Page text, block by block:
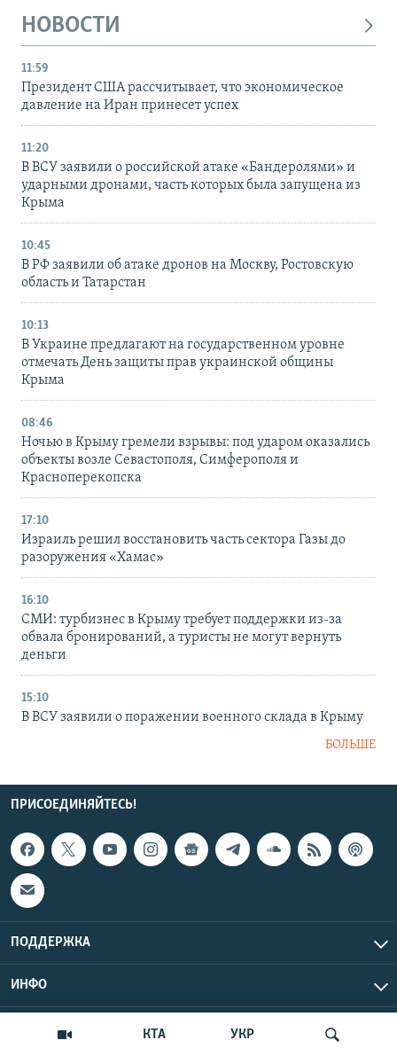
КТА УКР
НОВОСТИ
11:59
Президент США рассчитывает, что экономическое
давление на Иран принесет успех
11:20
В ВСУ заявили о российской атаке «Бандеролями» и
ударными дронами, часть которых была запущена из
Крыма
10:45
В РФ заявили об атаке дронов на Москву, Ростовскую
область и Татарстан
10:13
В Украине предлагают на государственном уровне
отмечать День защиты прав украинской общины
Крыма
08:46
Ночью в Крыму гремели взрывы: под ударом оказались
объекты возле Севастополя, Симферополя и
Красноперекопска
17:10
Израиль решил восстановить часть сектора Газы до
разоружения «Хамас»
16:10
СМИ: турбизнес в Крыму требует поддержки из-за
обвала бронирований, а туристы не могут вернуть
деньги
15:10
В ВСУ заявили о поражении военного склада в Крыму
БОЛЬШЕ
ПРИСОЕДИНЯЙТЕСЬ!
ПОДДЕРЖКА
ИНФО
Copyright Крым.Реалии, 2026 | Все права защищены.
UTC+3